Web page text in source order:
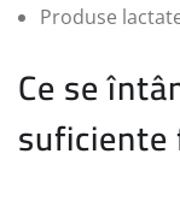
Produse
Ce se